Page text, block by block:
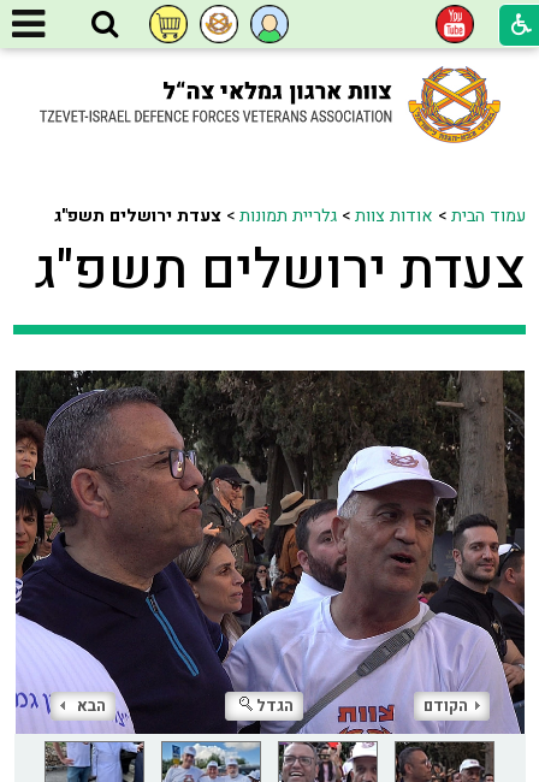
עמוד הבית> אודות צוות>גלריית תמונות>צעדת ירושלים תשפ"ג
צעדת ירושלים תשפ"ג
הקודם הגדל הבא